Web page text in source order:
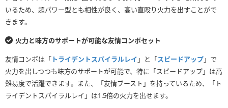
いるため、超パワー型とも相性が良く、高い直殴り火力を出すことがで
きます。
火力と味方のサポートが可能な友情コンボセット
友情コンボは「 トライデントスパイラルレイ 」と「スピードアップ」で
火力を出しつつも味方のサポートが可能で、特に「スピードアップ」は高
難易度で活躍できます。また、「友情ブースト」を持っているため、「ト
ライデントスパイラルレイ」は1.5倍の火力を出せます。